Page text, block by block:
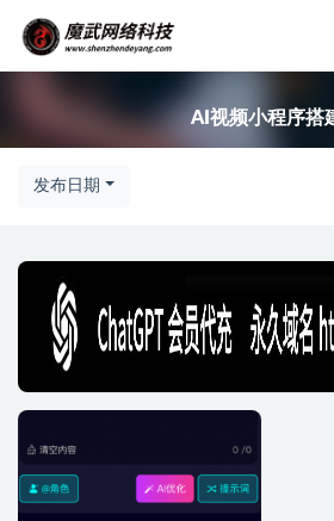
AI视频小程序搭
发布日期